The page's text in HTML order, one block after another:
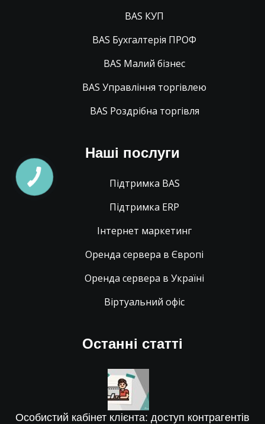
BAS КУП
BAS Бухгалтерія ПРОФ
BAS Малий бізнес
BAS Управління торгівлею
BAS Роздрібна торгівля
Наші послуги
Підтримка BAS
Підтримка ERP
Інтернет маркетинг
Оренда сервера в Європі
Оренда сервера в Україні
Віртуальний офіс
Останні статті
Особистий кабінет клієнта: доступ контрагентів